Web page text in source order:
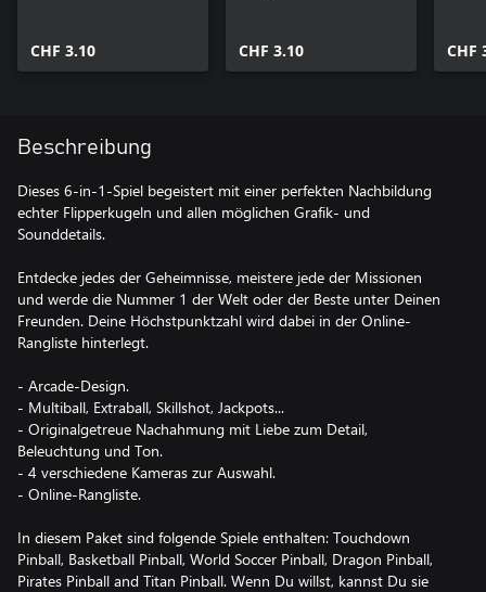
CHF 3.10 CHF 3.10 CHF
Beschreibung
Dieses 6-in-1-Spiel begeistert mit einer perfekten Nachbildung
echter Flipperkugeln und allen möglichen Grafik- und
Sounddetails.
Entdecke jedes der Geheimnisse, meistere jede der Missionen
und werde die Nummer 1 der Welt oder der Beste unter Deinen
Freunden. Deine Höchstpunktzahl wird dabei in der Online-
Rangliste hinterlegt.
- Arcade-Design.
- Multiball, Extraball, Skillshot, Jackpots...
- Originalgetreue Nachahmung mit Liebe zum Detail,
Beleuchtung und Ton.
- 4 verschiedene Kameras zur Auswahl.
- Online-Rangliste.
In diesem Paket sind folgende Spiele enthalten: Touchdown
Pinball, Basketball Pinball, World Soccer Pinball, Dragon Pinball,
Pirates Pinball and Titan Pinball. Wenn Du willst, kannst Du sie